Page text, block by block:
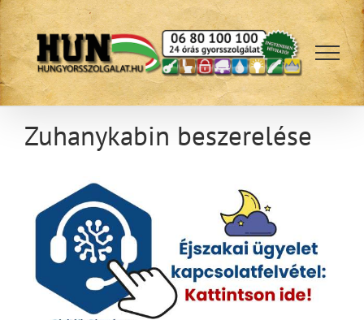
Kihagyás
Zuhanykabin beszerelése